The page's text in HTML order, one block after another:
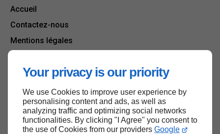
Your privacy is our priority
We use Cookies to improve user experience by
personalising content and ads, as well as
analyzing traffic and optimizing social networks
functionalities. By clicking "I Agree" you consent to
the use of Cookies from our providers Google
Accueil
Contactez-nous
Mentions légales
Haut de page